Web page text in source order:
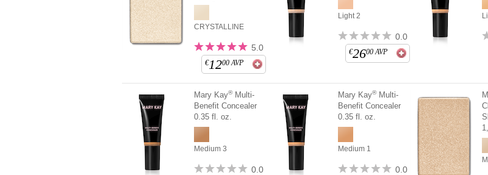
CRYSTALLINE
5.0
€1200 AVP
Light 2
0.0
€2600 AVP
Mary Kay®Multi-
Benefit Concealer
0.35 fl. oz.
Medium 3
0.0
Mary Kay®Multi-
Benefit Concealer
0.35 fl. oz.
Medium 1
0.0